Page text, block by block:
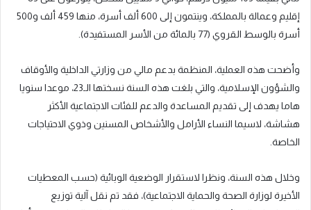
إقليم وعمالة بالمملكة، وينتمون إلى 600 ألف أسرة، منها 459 ألف و500
أسرة بالوسط القروي (77 بالمائة من الأسر المستفيدة).
وأضحت هذه العملية، المنظمة بدعم مالي من وزارتي الداخلية والأوقاف
والشؤون الإسلامية، والتي بلغت هذه السنة نسختها الـ23، موعدا سنويا
هاما يهدف إلى تقديم المساعدة والدعم للفئات الاجتماعية الأكثر
هشاشة، لاسيما النساء الأرامل والأشخاص المسنين وذوي الاحتياجات
الخاصة.
وخلال هذه السنة، ونظرا لاستقرار الوضعية الوبائية (حسب المعطيات
الأخيرة لوزارة الصحة والحماية الاجتماعية)، فقد تم نقل آلية توزيع